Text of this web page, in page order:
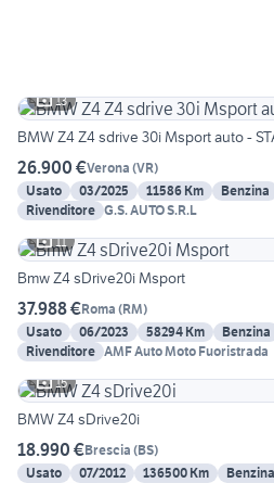
13
BMW Z4 Z4 sdrive 30i Msport auto -
26.900 €Verona (VR)
Usato
03/2025 11586 Km Benzina
Rivenditore G.S. AUTO S.R.L
11
Bmw Z4 sDrive20i Msport
37.988 €Roma (RM)
Usato
06/2023 58294 Km Benzina
Rivenditore AMF Auto Moto Fuoristrada
15
BMW Z4 sDrive20i
18.990 €Brescia (BS)
Usato
07/2012 136500 Km Benzina